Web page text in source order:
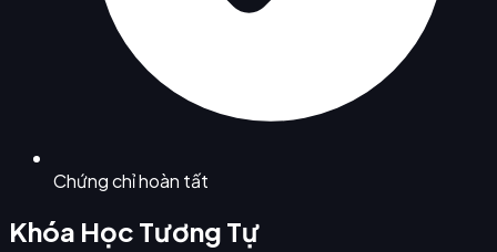
Chứng chỉ hoàn tất
Khóa Học Tương Tự